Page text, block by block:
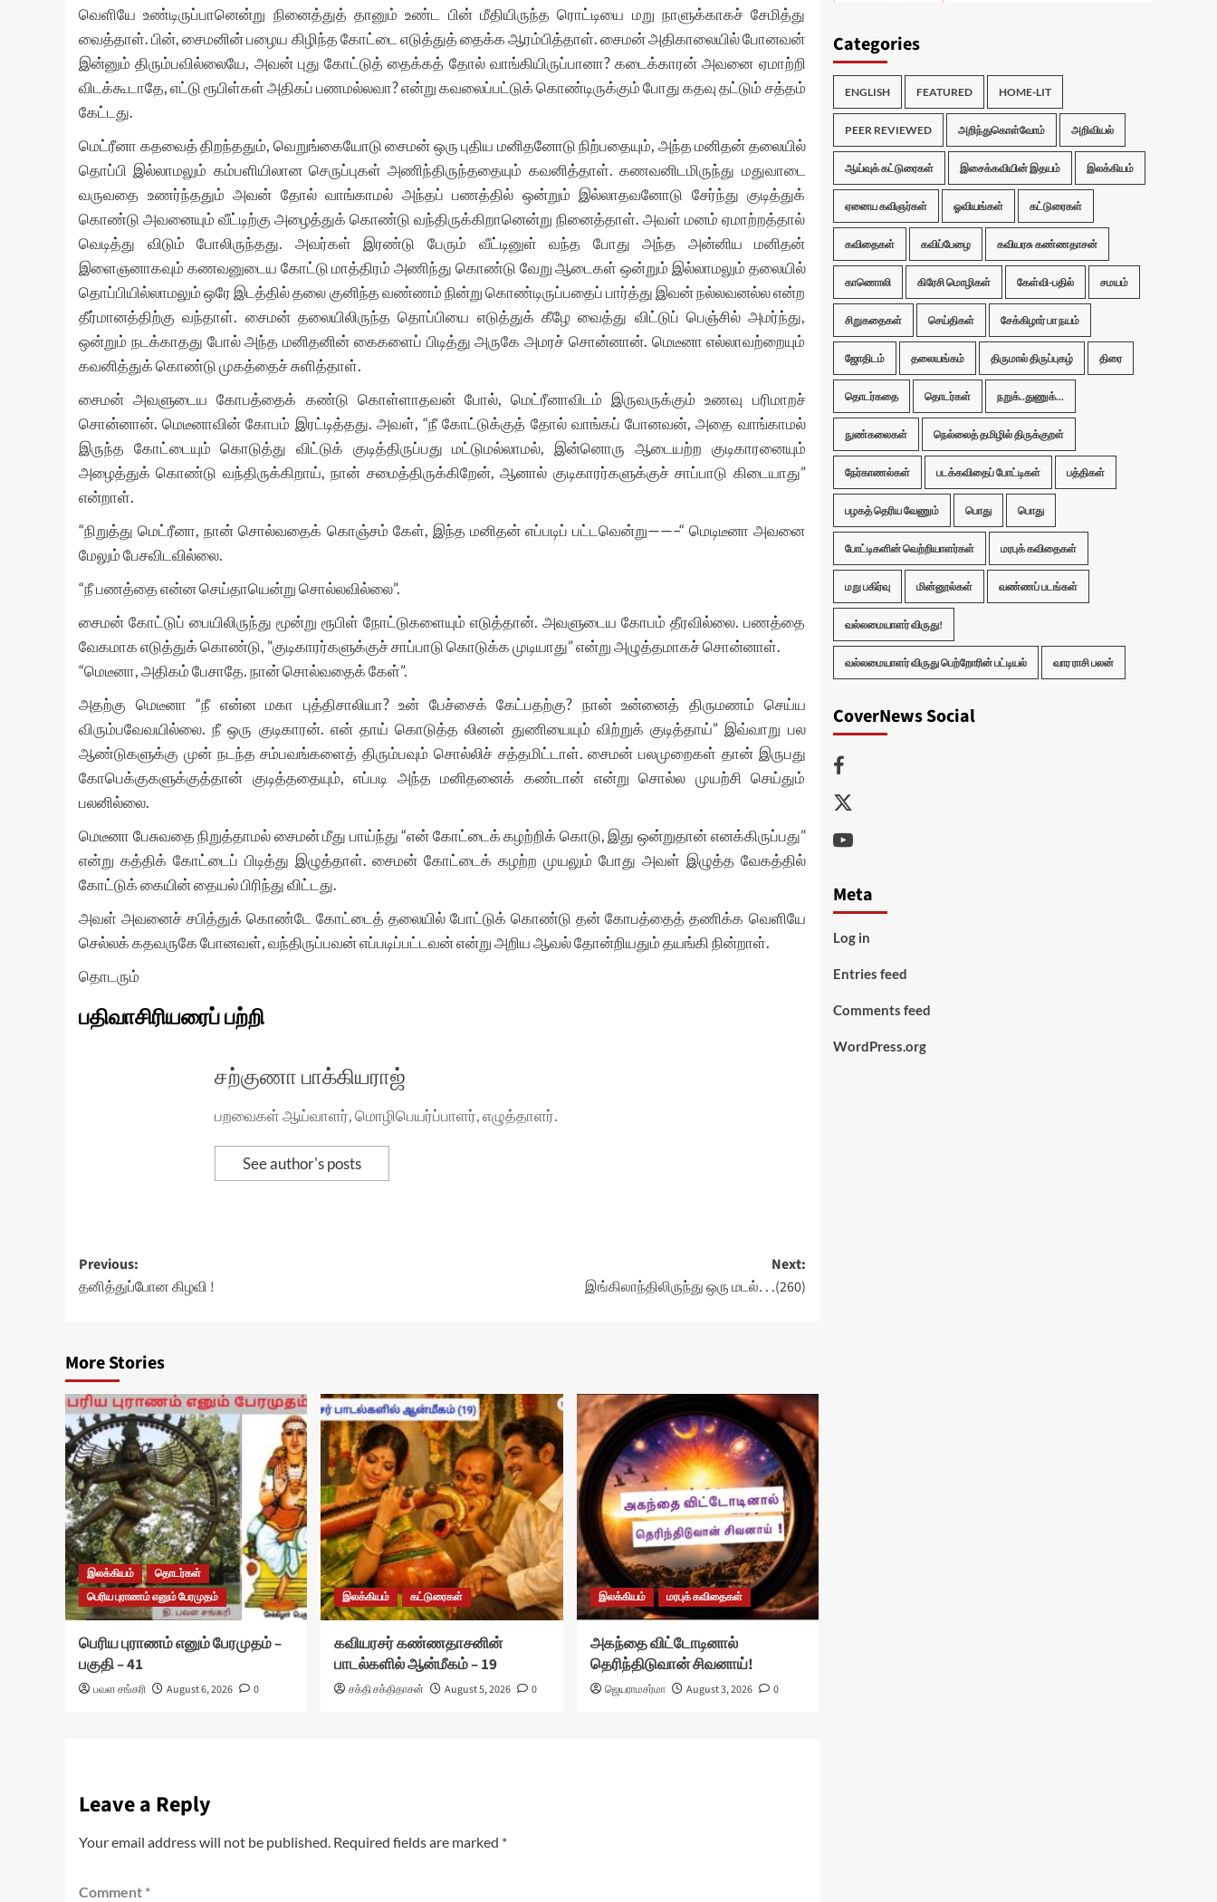
வெளியே உண்டிருப்பானென்று நினைத்துத் தானும் உண்ட பின் மீதியிருந்த ரொட்டியை மறு நாளுக்காகச் சேமித்து
வைத்தாள். பின், சைமனின் பழைய கிழிந்த கோட்டை எடுத்துத் தைக்க ஆரம்பித்தாள். சைமன் அதிகாலையில் போனவன்
இன்னும் திரும்பவில்லையே, அவன் புது கோட்டுத் தைக்கத் தோல் வாங்கியிருப்பானா? கடைக்காரன் அவனை ஏமாற்றி
விடக்கூடாதே, எட்டு ரூபிள்கள் அதிகப் பணமல்லவா? என்று கவலைப்பட்டுக் கொண்டிருக்கும் போது கதவு தட்டும் சத்தம்
கேட்டது.
மெட்ரீனா கதவைத் திறந்ததும், வெறுங்கையோடு சைமன் ஒரு புதிய மனிதனோடு நிற்பதையும், அந்த மனிதன் தலையில்
தொப்பி இல்லாமலும் கம்பளியிலான செருப்புகள் அணிந்திருந்ததையும் கவனித்தாள். கணவனிடமிருந்து மதுவாடை
வருவதை உணர்ந்ததும் அவன் தோல் வாங்காமல் அந்தப் பணத்தில் ஒன்றும் இல்லாதவனோடு சேர்ந்து குடித்துக்
கொண்டு அவனையும் வீட்டிற்கு அழைத்துக் கொண்டு வந்திருக்கிறானென்று நினைத்தாள். அவள் மனம் ஏமாற்றத்தால்
வெடித்து விடும் போலிருந்தது. அவர்கள் இரண்டு பேரும் வீட்டினுள் வந்த போது அந்த அன்னிய மனிதன்
இளைஞனாகவும் கணவனுடைய கோட்டு மாத்திரம் அணிந்து கொண்டு வேறு ஆடைகள் ஒன்றும் இல்லாமலும் தலையில்
தொப்பியில்லாமலும் ஒரே இடத்தில் தலை குனிந்த வண்ணம் நின்று கொண்டிருப்பதைப் பார்த்து இவன் நல்லவனல்ல என்ற
தீர்மானத்திற்கு வந்தாள். சைமன் தலையிலிருந்த தொப்பியை எடுத்துக் கீழே வைத்து விட்டுப் பெஞ்சில் அமர்ந்து,
ஒன்றும் நடக்காதது போல் அந்த மனிதனின் கைகளைப் பிடித்து அருகே அமரச் சொன்னான். மெடீனா எல்லாவற்றையும்
கவனித்துக் கொண்டு முகத்தைச் சுளித்தாள்.
சைமன் அவளுடைய கோபத்தைக் கண்டு கொள்ளாதவன் போல், மெட்ரீனாவிடம் இருவருக்கும் உணவு பரிமாறச்
சொன்னான். மெடீனாவின் கோபம் இரட்டித்தது. அவள், “நீ கோட்டுக்குத் தோல் வாங்கப் போனவன், அதை வாங்காமல்
இருந்த கோட்டையும் கொடுத்து விட்டுக் குடித்திருப்பது மட்டுமல்லாமல், இன்னொரு ஆடையற்ற குடிகாரனையும்
அழைத்துக் கொண்டு வந்திருக்கிறாய், நான் சமைத்திருக்கிறேன், ஆனால் குடிகாரர்களுக்குச் சாப்பாடு கிடையாது”
என்றாள்.
“நிறுத்து மெட்ரீனா, நான் சொல்வதைக் கொஞ்சம் கேள், இந்த மனிதன் எப்படிப் பட்டவென்று——–“ மெடிடீனா அவனை
மேலும் பேசவிடவில்லை.
“நீ பணத்தை என்ன செய்தாயென்று சொல்லவில்லை”.
சைமன் கோட்டுப் பையிலிருந்து மூன்று ரூபிள் நோட்டுகளையும் எடுத்தான். அவளுடைய கோபம் தீரவில்லை. பணத்தை
வேகமாக எடுத்துக் கொண்டு, ”குடிகாரர்களுக்குச் சாப்பாடு கொடுக்க முடியாது” என்று அழுத்தமாகச் சொன்னாள்.
“மெடீனா, அதிகம் பேசாதே. நான் சொல்வதைக் கேள்”.
அதற்கு மெடீனா “நீ என்ன மகா புத்திசாலியா? உன் பேச்சைக் கேட்பதற்கு? நான் உன்னைத் திருமணம் செய்ய
விரும்பவேவயில்லை. நீ ஒரு குடிகாரன். என் தாய் கொடுத்த லினன் துணியையும் விற்றுக் குடித்தாய்” இவ்வாறு பல
ஆண்டுகளுக்கு முன் நடந்த சம்பவங்களைத் திரும்பவும் சொல்லிச் சத்தமிட்டாள். சைமன் பலமுறைகள் தான் இருபது
கோபெக்குகளுக்குத்தான் குடித்ததையும், எப்படி அந்த மனிதனைக் கண்டான் என்று சொல்ல முயற்சி செய்தும்
பலனில்லை.
மெடீனா பேசுவதை நிறுத்தாமல் சைமன் மீது பாய்ந்து “என் கோட்டைக் கழற்றிக் கொடு, இது ஒன்றுதான் எனக்கிருப்பது”
என்று கத்திக் கோட்டைப் பிடித்து இழுத்தாள். சைமன் கோட்டைக் கழற்ற முயலும் போது அவள் இழுத்த வேகத்தில்
கோட்டுக் கையின் தையல் பிரிந்து விட்டது.
அவள் அவனைச் சபித்துக் கொண்டே கோட்டைத் தலையில் போட்டுக் கொண்டு தன் கோபத்தைத் தணிக்க வெளியே
செல்லக் கதவருகே போனவள், வந்திருப்பவன் எப்படிப்பட்டவன் என்று அறிய ஆவல் தோன்றியதும் தயங்கி நின்றாள்.
தொடரும்
பதிவாசிரியரைப் பற்றி
சற்குணா பாக்கியராஜ்
பறவைகள் ஆய்வாளர், மொழிபெயர்ப்பாளர், எழுத்தாளர்.
See author's posts
Post
navigation
Previous:
தனித்துப்போன கிழவி !
Next:
இங்கிலாந்திலிருந்து ஒரு மடல். . .(260)
More Stories
இலக்கியம்
தொடர்கள்
பெரிய புராணம் எனும் பேரமுதம்
பெரிய புராணம் எனும் பேரமுதம் –
பகுதி – 41
பவள சங்கரி August 6, 2026 0
இலக்கியம் கட்டுரைகள்
கவியரசர் கண்ணதாசனின்
பாடல்களில் ஆன்மீகம் – 19
சக்தி சக்திதாசன் August 5, 2026 0
இலக்கியம் மரபுக் கவிதைகள்
அகந்தை விட்டோடினால்
தெரிந்திடுவான் சிவனாய்!
ஜெயராமசர்மா August 3, 2026 0
Leave a Reply
Your email address will not be published. Required fields are marked *
Comment *
Categories
ENGLISH FEATURED HOME-LIT
PEER REVIEWED அறிந்துகொள்வோம் அறிவியல்
ஆய்வுக் கட்டுரைகள் இசைக்கவியின் இதயம் இலக்கியம்
ஏனைய கவிஞர்கள் ஓவியங்கள் கட்டுரைகள்
கவிதைகள் கவிப்பேழை கவியரசு கண்ணதாசன்
காணொலி கிரேசி மொழிகள் கேள்வி-பதில் சமயம்
சிறுகதைகள் செய்திகள் சேக்கிழார் பா நயம்
ஜோதிடம் தலையங்கம் திருமால் திருப்புகழ் திரை
தொடர்கதை தொடர்கள் நறுக்..துணுக்...
நுண்கலைகள் நெல்லைத் தமிழில் திருக்குறள்
நேர்காணல்கள் படக்கவிதைப் போட்டிகள் பத்திகள்
பழகத் தெரிய வேணும் பொது பொது
போட்டிகளின் வெற்றியாளர்கள் மரபுக் கவிதைகள்
மறு பகிர்வு மின்னூல்கள் வண்ணப் படங்கள்
வல்லமையாளர் விருது!
வல்லமையாளர் விருது பெற்றோரின் பட்டியல் வார ராசி பலன்
CoverNews Social
Facebook
Twitter
Youtube
Meta
Log in
Entries feed
Comments feed
WordPress.org